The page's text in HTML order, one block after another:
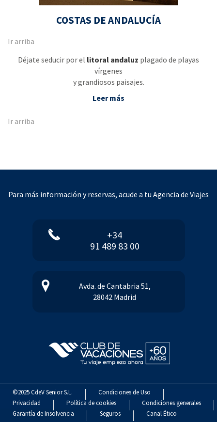
COSTAS DE ANDALUCÍA
Ir arriba
Déjate seducir por el litoral andaluz plagado de playas
vírgenes
y grandiosos paisajes.
Leer más
Ir arriba
Para más información y reservas, acude a tu Agencia de Viajes
+34
91 489 83 00
Avda. de Cantabria 51,
28042 Madrid
©2025 CdeV Senior S.L.
Condiciones de Uso
Privacidad
Política de cookies
Condiciones generales
Garantía de Insolvencia
Seguros Canal Ético